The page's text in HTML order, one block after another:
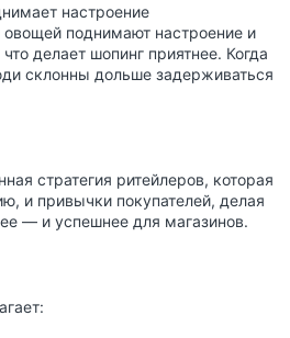
настроение
поднимают настроение и
делает шопинг приятнее. Когда
склонны дольше задерживаться
стратегия ритейлеров, которая
и привычки покупателей, делая
— и успешнее для магазинов.